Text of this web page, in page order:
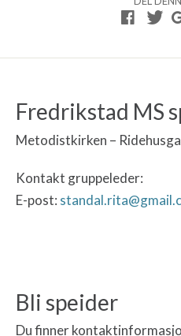
Fredrikstad MS
Metodistkirken –
Kontakt gruppeleder:
E-post:
Bli speider
Du finner